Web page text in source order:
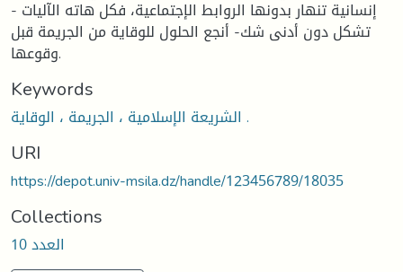
إنسانية تنهار بدونها الروابط الإجتماعية، فكل هاته الآليات -
تشكل دون أدنى شك- أنجع الحلول للوقاية من الجريمة قبل
وقوعها.
Keywords
الشريعة الإسلامية ، الجريمة ، الوقاية .
URI
https://depot.univ-msila.dz/handle/123456789/18035
Collections
العدد 10